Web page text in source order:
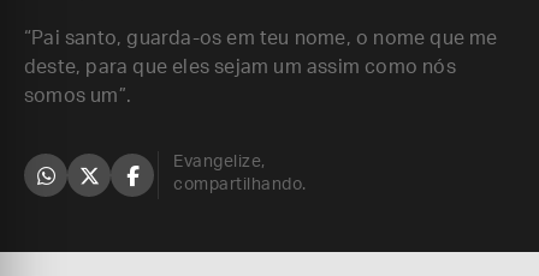
“Pai santo, guarda-os em teu nome, o nome que me
deste, para que eles sejam um assim como nós
somos um”.
Evangelize,
compartilhando.